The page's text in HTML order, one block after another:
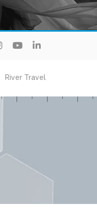
River Travel